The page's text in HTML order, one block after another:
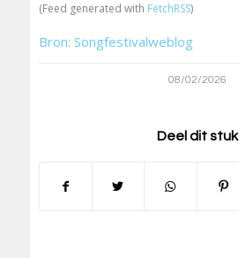
(Feed generated with FetchRSS)
Bron: Songfestivalweblog
08/02/2026
Deel dit stuk